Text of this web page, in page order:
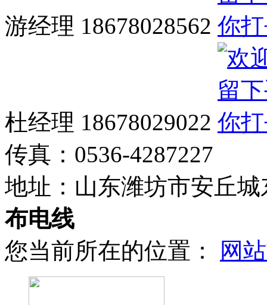
游经理 18678028562
杜经理 18678029022
传真： 0536-4287227
地址： 山东潍坊市安丘
布电线
您当前所在的位置：
网